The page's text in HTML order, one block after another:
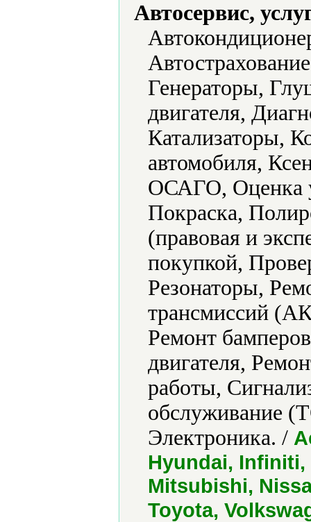
Автосервис,
Генераторы,
двигателя,
Катализаторы,
автомобиля,
ОСАГО, Оценка
Покраска,
(правовая и
покупкой,
Резонаторы,
трансмиссий
Ремонт
двигателя,
работы,
обслуживание
Электроника. /
Hyundai, Infiniti,
Mitsubishi,
Toyota,